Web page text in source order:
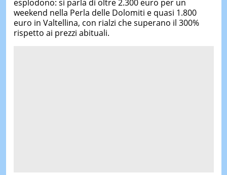
esplodono: si parla di oltre 2.300 euro per un
weekend nella Perla delle Dolomiti e quasi 1.800
euro in Valtellina, con rialzi che superano il 300%
rispetto ai prezzi abituali.